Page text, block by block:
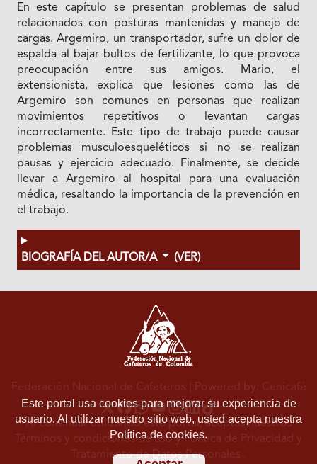
En este capítulo se presentan problemas de salud
relacionados con posturas mantenidas y manejo de
cargas. Argemiro, un transportador, sufre un dolor de
espalda al bajar bultos de fertilizante, lo que provoca
preocupación entre sus amigos. Mario, el
extensionista, explica que lesiones como las de
Argemiro son comunes en personas que realizan
movimientos repetitivos o levantan cargas
incorrectamente. Este tipo de trabajo puede causar
problemas musculoesqueléticos si no se realizan
pausas y ejercicio adecuado. Finalmente, se decide
llevar a Argemiro al hospital para una evaluación
médica, resaltando la importancia de la prevención en
el trabajo.
BIOGRAFÍA DEL AUTOR/A (VER)
Este portal usa cookies para mejorar su experiencia de
usuario. Al utilizar nuestro sitio web, usted acepta nuestra
Política de cookies.
Federación Nacional de Cafeteros | Powered by: Cenicafé
Al continuar utilizando este portal, aceptas nuestros
Términos y condiciones de usoyPolítica de Privacidad y
Tratamiento de Datos Personales